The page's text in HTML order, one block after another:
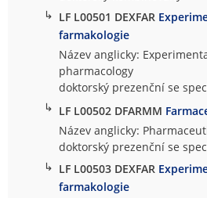
↳ LF L00501 DEXFAR
farmakologie
Název anglicky:
pharmacology
doktorský prezenční se
↳ LF L00502 DFARMM
Název anglicky:
doktorský prezenční se
↳ LF L00503 DEXFAR
farmakologie